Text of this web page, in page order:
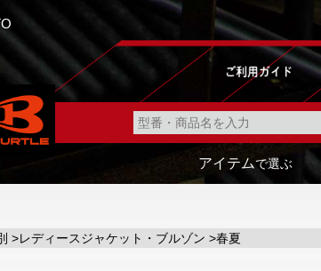
アイテムで選ぶ
>レディースジャケット・ブルゾン >春夏